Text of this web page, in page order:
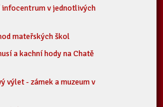
infocentrum v jednotlivých
mateřských škol
a kachní hody na Chatě
výlet - zámek a muzeum v